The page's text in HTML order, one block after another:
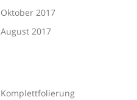
Oktober 2017
August 2017
Komplettfolierung